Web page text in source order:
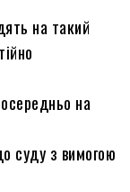
на такий
на
суду з вимогою